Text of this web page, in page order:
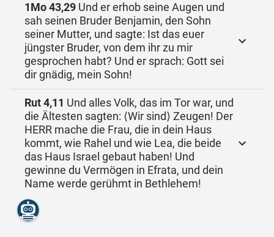
1Mo 43,29 Und er erhob seine Augen und
sah seinen Bruder Benjamin, den Sohn
seiner Mutter, und sagte: Ist das euer
jüngster Bruder, von dem ihr zu mir
gesprochen habt? Und er sprach: Gott sei
dir gnädig, mein Sohn!
Rut 4,11 Und alles Volk, das im Tor war, und
die Ältesten sagten: ⟨Wir sind⟩ Zeugen! Der
HERR mache die Frau, die in dein Haus
kommt, wie Rahel und wie Lea, die beide
das Haus Israel gebaut haben! Und
gewinne du Vermögen in Efrata, und dein
Name werde gerühmt in Bethlehem!